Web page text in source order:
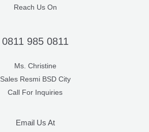
Reach Us On
0811 985 0811
Ms. Christine
Sales Resmi BSD City
Call For Inquiries
Email Us At